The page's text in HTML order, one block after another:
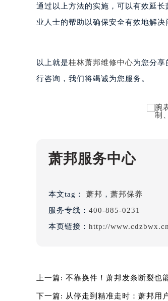
黑龙江省大庆市萨
黑龙江省鹤岗市向阳
黑龙江省佳木斯市
黑龙江省牡丹江市东
黑龙江省齐齐哈尔
黑龙江省伊春市伊美
吉林省白城市洮北
吉林省吉林市船营区
吉林省辽源市龙山区
吉林省梅河口市新华
吉林省延边市延吉市
辽宁省鞍山市铁东区
通过以上方法的实施，可以有效延
业人士的帮助以确保安全有效地解决
以上就是桂林萧邦维修中心为您分享
行咨询，我们将竭诚为您服务。
萧邦服务中心
本文tag： 萧邦 ， 萧邦保养
服务专线： 400-885-0231
本页链接： http://
上一篇: 不靠换件！萧邦发条断裂也
下一篇: 从停走到精准走时：萧邦用